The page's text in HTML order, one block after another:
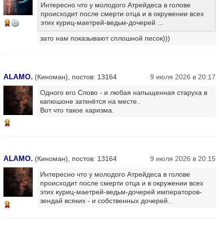
16
Интересно что у молодого Атрейдеса в голове
происходит после смерти отца и в окружении всех
этих куриц-маетрей-ведьм-дочерей ...
зато нам показывают сплошной песок)))
ALAMO. (Киноман), постов: 13164 9 июля 2026 в 20:17
11
Одного его Слово - и любая напыщенная старуха в
капюшоне заткнётся на месте..
Вот что такое харизма.
ALAMO. (Киноман), постов: 13164 9 июля 2026 в 20:15
11
Интересно что у молодого Атрейдеса в голове
происходит после смерти отца и в окружении всех
этих куриц-маетрей-ведьм-дочерей императоров-
зендай всяких - и собственных дочерей..